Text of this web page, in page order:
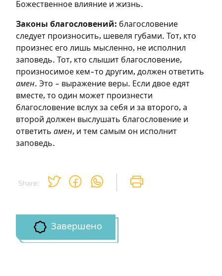
Share:
Божественное влияние и жизнь.
Законы благословений: благословение
следует произносить, шевеля губами. Тот, кто
произнес его лишь мысленно, не исполнил
заповедь. Тот, кто слышит благословение,
произносимое кем-то другим, должен ответить
амен. Это – выражение веры. Если двое едят
вместе, то один может произнести
благословение вслух за себя и за второго, а
второй должен выслушать благословение и
ответить амен, и тем самым он исполнит
заповедь.
Завершено